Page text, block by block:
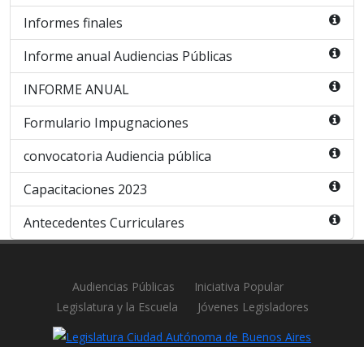
Informes finales
Informe anual Audiencias Públicas
INFORME ANUAL
Formulario Impugnaciones
convocatoria Audiencia pública
Capacitaciones 2023
Antecedentes Curriculares
Audiencias Públicas
Iniciativa Popular
Legislatura y la Escuela
Jóvenes Legisladores